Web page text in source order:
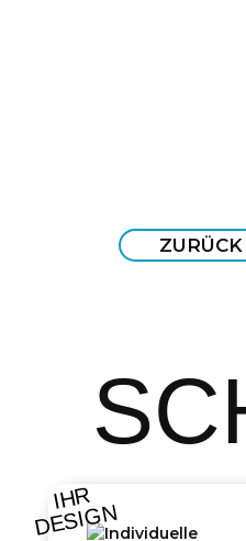
ZURÜCK
IHR
DESIGN